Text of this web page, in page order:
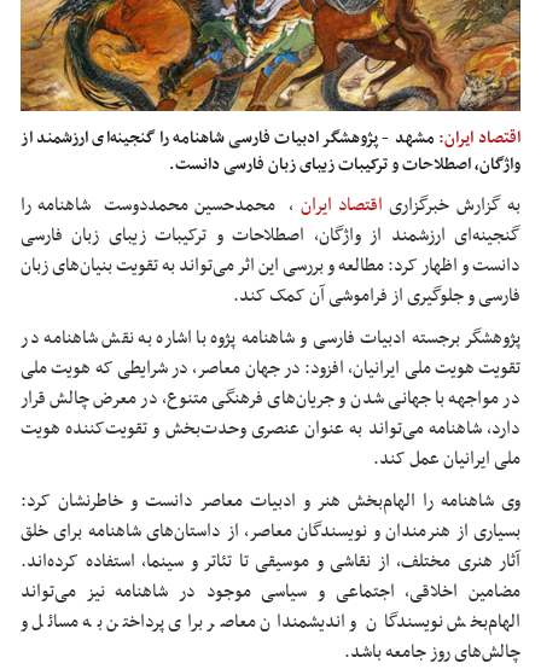
اقتصاد ایران: مشهد - پژوهشگر ادبیات فارسی شاهنامه را گنجینه‌ای ارزشمند از
واژگان، اصطلاحات و ترکیبات زیبای زبان فارسی دانست.
به گزارش خبرگزاریاقتصاد ایران ، محمدحسین محمددوست شاهنامه را
گنجینه‌ای ارزشمند از واژگان، اصطلاحات و ترکیبات زیبای زبان فارسی
دانست و اظهار کرد: مطالعه و بررسی این اثر می‌تواند به تقویت بنیان‌های زبان
فارسی و جلوگیری از فراموشی آن کمک کند.
پژوهشگر برجسته ادبیات فارسی و شاهنامهپژوهبا اشاره به نقش شاهنامه در
تقویت هویت ملی ایرانیان، افزود: در جهان معاصر، در شرایطی که هویت ملی
در مواجهه با جهانی شدن و جریان‌های فرهنگی متنوع، در معرض چالش قرار
دارد، شاهنامه می‌تواند به عنوان عنصری وحدت‌بخش و تقویت‌کننده هویت
ملی ایرانیان عمل کند.
وی شاهنامه را الهام‌بخش هنر و ادبیات معاصر دانست و خاطرنشان کرد:
بسیاری از هنرمندان و نویسندگان معاصر، از داستان‌های شاهنامه برای خلق
آثار هنری مختلف، از نقاشی و موسیقی تا تئاتر و سینما، استفاده کرده‌اند.
مضامین اخلاقی، اجتماعی و سیاسی موجود در شاهنامه نیز می‌تواند
الهام‌بخش نویسندگان و اندیشمندان معاصر برای پرداختن به مسائل و
چالش‌های روز جامعه باشد.